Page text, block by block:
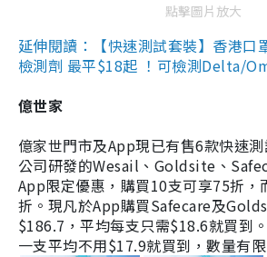
點擊圖片放大
延伸閱讀：【快速測試套裝】香港口
檢測劑 最平$18起 ！可檢測Delta/
億世家
億家世門市及App現已有售6款快速
公司研發的Wesail、Goldsite、
App限定優惠，購買10支可享75折，
折。現凡於App購買Safecare及
$186.7，平均每支只需$18.6就買到
一支平均不用$17.9就買到，數量有